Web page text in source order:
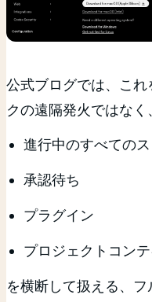
公式ブログでは、こ
クの遠隔発火ではなく
進行中のすべての
承認待ち
プラグイン
プロジェクトコンテ
を横断して扱える、